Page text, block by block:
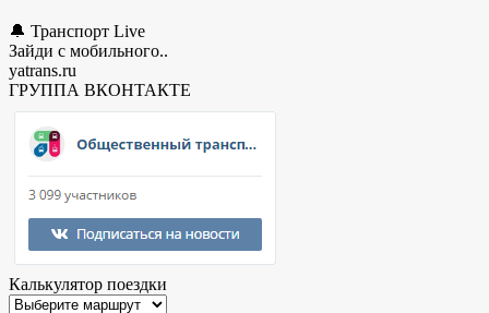
🔔 Транспорт Live
Зайди с мобильного..
yatrans.ru
ГРУППА ВКОНТАКТЕ
Калькулятор поездки